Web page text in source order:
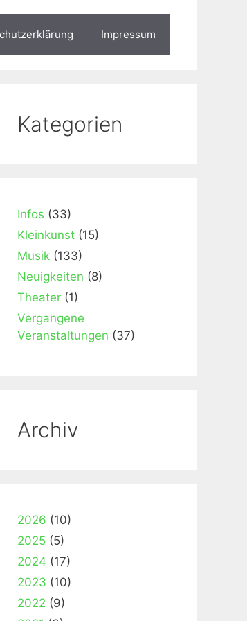
Impressum
Kategorien
Infos (33)
Kleinkunst (15)
Musik (133)
Neuigkeiten (8)
Theater (1)
Vergangene
Veranstaltungen (37)
Archiv
2026 (10)
2025 (5)
2024 (17)
2023 (10)
2022 (9)